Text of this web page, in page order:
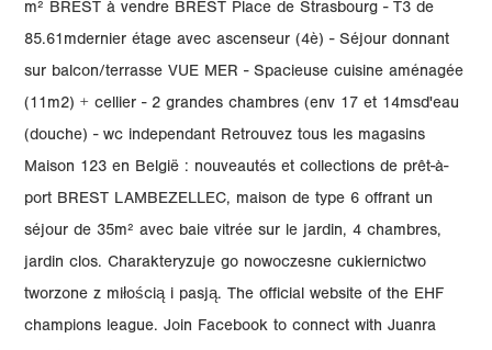
m² BREST à vendre BREST Place de Strasbourg - T3 de
85.61mdernier étage avec ascenseur (4è) - Séjour donnant
sur balcon/terrasse VUE MER - Spacieuse cuisine aménagée
(11m2) + cellier - 2 grandes chambres (env 17 et 14msd'eau
(douche) - wc independant Retrouvez tous les magasins
Maison 123 en België : nouveautés et collections de prêt-à-
port BREST LAMBEZELLEC, maison de type 6 offrant un
séjour de 35m² avec baie vitrée sur le jardin, 4 chambres,
jardin clos. Charakteryzuje go nowoczesne cukiernictwo
tworzone z miłością i pasją. The official website of the EHF
champions league. Join Facebook to connect with Juanra